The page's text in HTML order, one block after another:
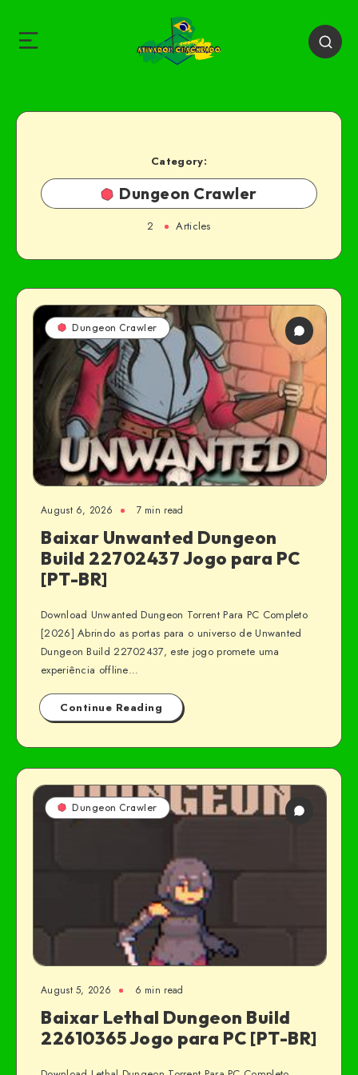
Category:
Dungeon Crawler
2 Articles
Dungeon Crawler
August 6, 2026 7 min read
Baixar Unwanted Dungeon
Build 22702437 Jogo para PC
[PT-BR]
Download Unwanted Dungeon Torrent Para PC Completo
[2026] Abrindo as portas para o universo de Unwanted
Dungeon Build 22702437, este jogo promete uma
experiência offline…
Continue Reading
Dungeon Crawler
August 5, 2026 6 min read
Baixar Lethal Dungeon Build
22610365 Jogo para PC [PT-BR]